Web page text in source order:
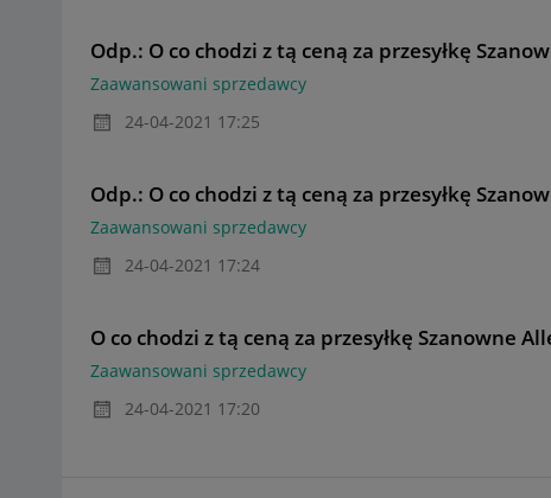
Odp.: O co chodzi z tą ceną za przesyłkę
Zaawansowani sprzedawcy
‎24-04-2021 17:25
Odp.: O co chodzi z tą ceną za przesyłkę
Zaawansowani sprzedawcy
‎24-04-2021 17:24
O co chodzi z tą ceną za przesyłkę Szanowne
Zaawansowani sprzedawcy
‎24-04-2021 17:20